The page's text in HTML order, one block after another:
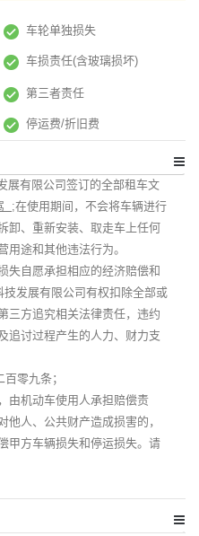
车轮单独损失
车损责任(含玻璃损坏)
第三者责任
停运费/折旧费
展有限公司签订的全部租车文
;在使用期间，不会将车辆进行
卸、重新安装、取走车上任何
用途和其他违法行为。
失自愿承担相应的经济赔偿和
发展有限公司有权扣除全部或
三方追究相关法律责任，违约
追讨过程产生的人力、财力支
零九条；
由机动车使用人承担赔偿责
人、公共财产造成损害的，
甲方车辆损失和停运损失。请